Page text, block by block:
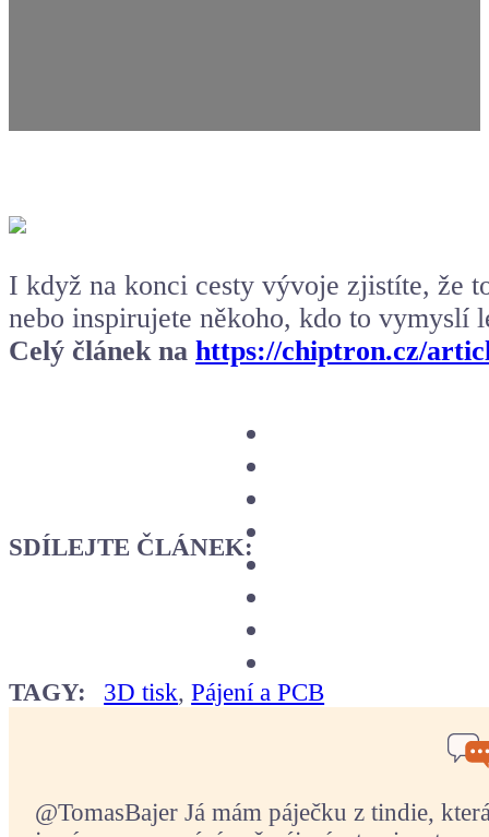
I když na konci cesty vývoje zjistíte, že
nebo inspirujete někoho, kdo to vymyslí
Celý článek na https://chiptron.cz/
SDÍLEJTE ČLÁNEK:
TAGY: 3D tisk,Pájení a PCB
@TomasBajer Já mám páječku z tindie,